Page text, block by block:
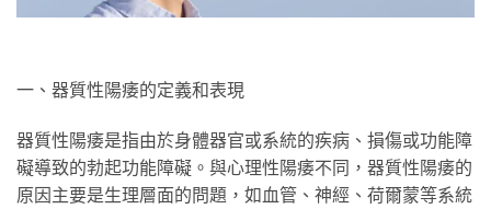
一、器質性陽痿的定義和表現
器質性陽痿是指由於身體器官或系統的疾病、損傷或功能障
礙導致的勃起功能障礙。與心理性陽痿不同，器質性陽痿的
原因主要是生理層面的問題，如血管、神經、荷爾蒙等系統